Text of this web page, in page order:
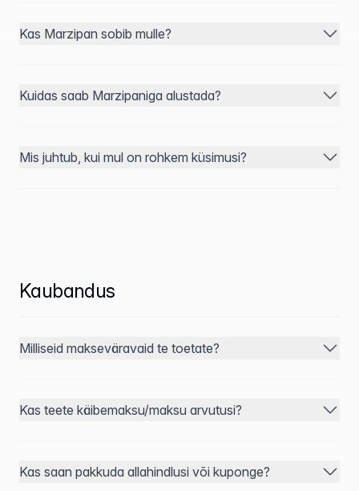
Kas Marzipan sobib mulle?
Kuidas saab Marzipaniga alustada?
Mis juhtub, kui mul on rohkem küsimusi?
Kaubandus
Milliseid makseväravaid te toetate?
Kas teete käibemaksu/maksu arvutusi?
Kas saan pakkuda allahindlusi või kuponge?